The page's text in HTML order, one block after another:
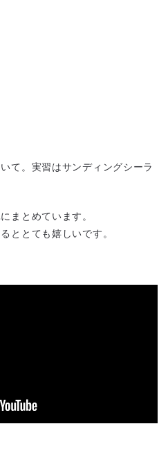
て。実習はサンディングシーラ
まとめています。
ととても嬉しいです。